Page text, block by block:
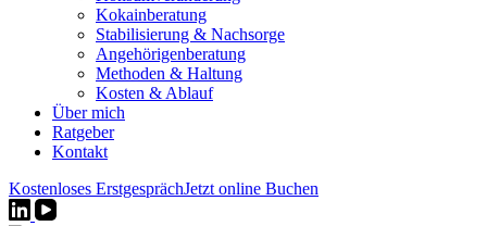
Kokainberatung
Stabilisierung & Nachsorge
Angehörigenberatung
Methoden & Haltung
Kosten & Ablauf
Über mich
Ratgeber
Kontakt
Kostenloses ErstgesprächJetzt online Buchen